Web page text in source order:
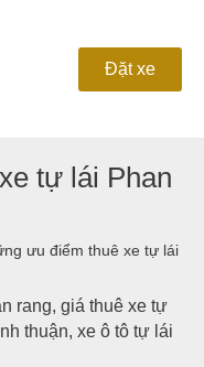
Đặt xe
tự lái Phan
ưu điểm thuê xe tự lái
rang, giá thuê xe tự
thuận, xe ô tô tự lái